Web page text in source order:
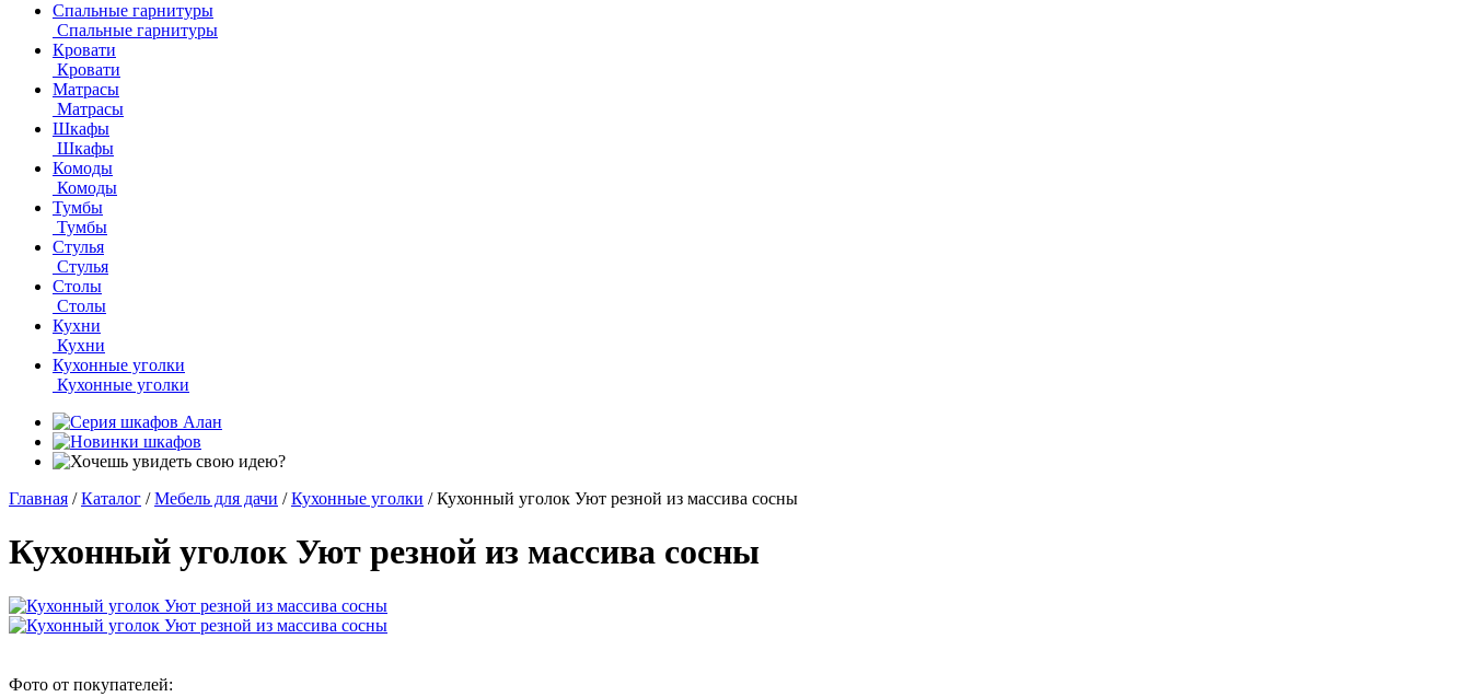
Спальные гарнитуры
Спальные гарнитуры
Кровати
Кровати
Матрасы
Матрасы
Шкафы
Шкафы
Комоды
Комоды
Тумбы
Тумбы
Стулья
Стулья
Столы
Столы
Кухни
Кухни
Кухонные уголки
Кухонные уголки
Главная / Каталог / Мебель для дачи / Кухонные уголки / Кухонный уголок Уют резной из массива сосны
Кухонный уголок Уют резной из массива сосны
Фото от покупателей: